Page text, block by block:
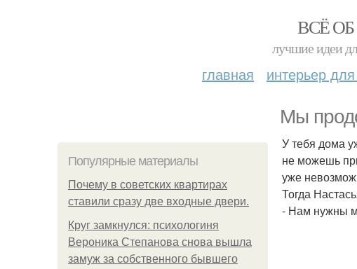
ВСЁ
лучшие идеи
главная интерьер
Мы
Популярные материалы
Почему в советских квартирах
ставили сразу две входные двери.
Круг замкнулся: психологиня
Вероника Степанова снова вышла
замуж за собственного бывшего
У тебя дома
не можешь
уже
Тогда
- Нам нужны